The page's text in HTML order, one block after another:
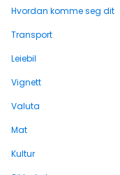
Hvordan komme seg dit
Transport
Leiebil
Vignett
Valuta
Mat
Kultur